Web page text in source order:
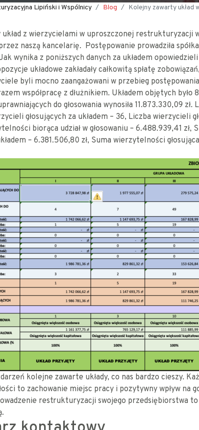
Lipiński i Wspólnicy Blog Kolejny zawarty układ
z wierzycielami w uproszczonej restrukturyzacji
naszą kancelarię. Postępowanie prowadziła
wynika z poniższych danych za układem
układowe zakładały całkowitą spłatę
byli mocno zaangażowani w przebieg
współpracę z dłużnikiem. Układem objętych było
do głosowania wynosiła 11.873.330,09 zł.
głosujących za układem – 36, Liczba wierzycieli
biorąca udział w głosowaniu – 6.488.939,41 zł,
– 6.381.506,80 zł, Suma wierzytelności
kolejne zawarte układy, co nas bardzo cieszy.
to zachowanie miejsc pracy i pozytywny wpływ na
restrukturyzacji swojego przedsiębiorstwa